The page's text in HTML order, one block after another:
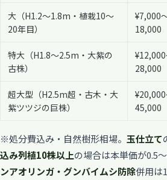
大（H1.2〜1.8m・植栽10〜
20年目）
¥7,000
18,000
特大（H1.8〜2.5m・大紫の
古株）
28,000
超大型（H2.5m超・古木・大
紫ツツジの巨株）
45,000
※処分費込み・自然樹形相場。 玉仕立て
込み列植10株以上の場合は本単価が0.5
ンアオリンガ・グンバイムシ防除併用は